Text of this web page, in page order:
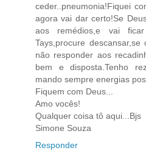
ceder..pneumonia!Fiquei
agora vai dar certo!Se
aos remédios,e vai
Tays,procure
não responder aos
bem e disposta.Tenho
mando sempre energias
Fiquem com Deus...
Amo vocês!
Qualquer coisa tô aqui...Bjs
Simone Souza
Responder